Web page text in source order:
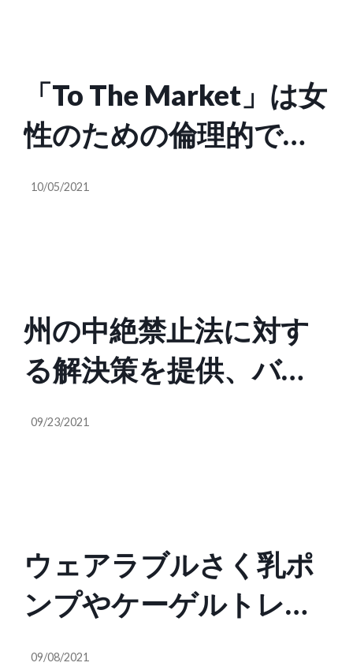
「To The Market」は女
性のための倫理的で持
続可能な職場環境の構
10/05/2021
州の中絶禁止法に対す
る解決策を提供、バー
チャルクリニックの
09/23/2021
ウェアラブルさく乳ポ
ンプやケーゲルトレー
ナーのヘルステック
09/08/2021